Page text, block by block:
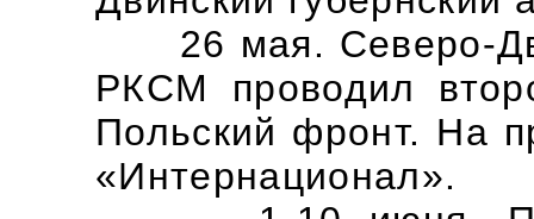
26 мая. Северо-
РКСМ проводил
Польский фронт. На
«Интернационал».